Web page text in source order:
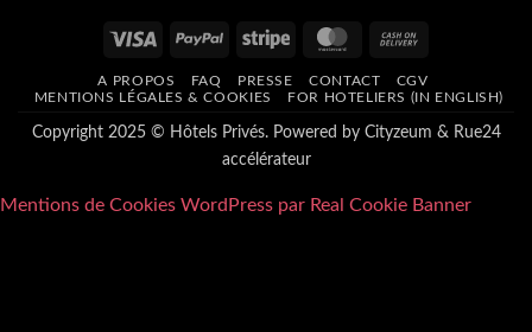
Visa PayPal Stripe MasterCard
Delivery
A PROPOS FAQ PRESSE CONTACT
CGV
MENTIONS LÉGALES & COOKIES
FOR HOTELIERS (IN ENGLISH)
Copyright 2025 © Hôtels Privés. Powered by Cityzeum & Rue24
accélérateur
Mentions de Cookies WordPress par Real Cookie Banner